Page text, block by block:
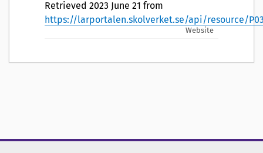
Retrieved 2023 June 21 from
https://larportalen.skolverket.se/api/resource/
Website